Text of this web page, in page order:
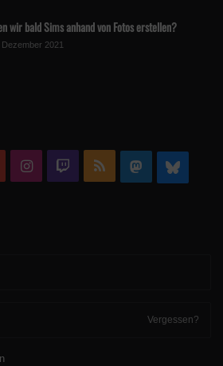
wir bald Sims anhand von Fotos erstellen?
Dezember 2021
YouTubeInstagram
Twitch RSS Mastodon
Vergessen?